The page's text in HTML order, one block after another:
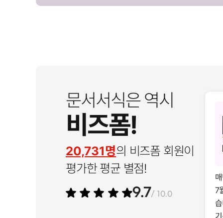
문서서식은 역시
비즈폼!
20,731명의 비즈폼 회원이
평가한 평균 별점!
9.7/ 10.0
7